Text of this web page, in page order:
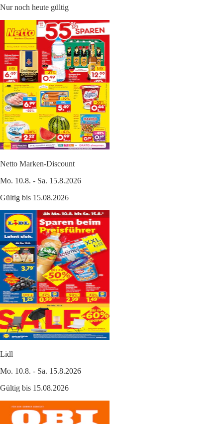
Nur noch heute gültig
Netto Marken-Discount
Mo. 10.8. - Sa. 15.8.2026
Gültig bis 15.08.2026
Lidl
Mo. 10.8. - Sa. 15.8.2026
Gültig bis 15.08.2026